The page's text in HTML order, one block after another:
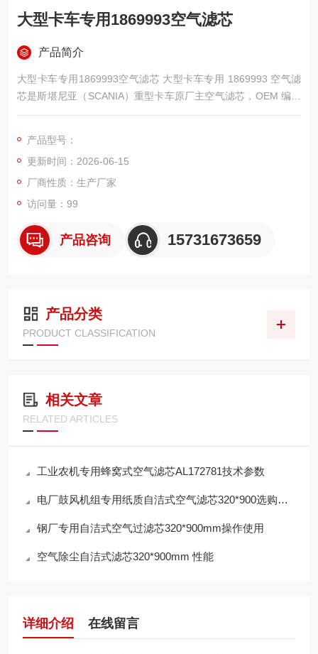
大型卡车专用1869993空气滤芯
产品简介
大型卡车专用1869993空气滤芯 大型卡车专用 1869993 空气滤
芯是斯堪尼亚（SCANIA）重型卡车原厂主空气滤芯，OEM 编号
1869993、1870002，适配斯堪尼亚 114 系列及 G/P 系列重卡，
褶结构 + 高密度复合滤材，外径约 304mm、内径 169mm、高度
456mm。
产品型号：
更新时间：2026-06-15
厂商性质：生产厂家
访问量：99
产品咨询 15731673659
产品分类
PRODUCT CLASSIFICATION
相关文章
RELATED ARTICLES
工业农机专用蜂窝式空气滤芯AL172781技术参数
电厂鼓风机组专用纸质自洁式空气滤芯320*900选购指南
钢厂专用自洁式空气过滤芯320*900mm操作使用
空气除尘自洁式滤芯320*900mm 性能
详细介绍 在线留言